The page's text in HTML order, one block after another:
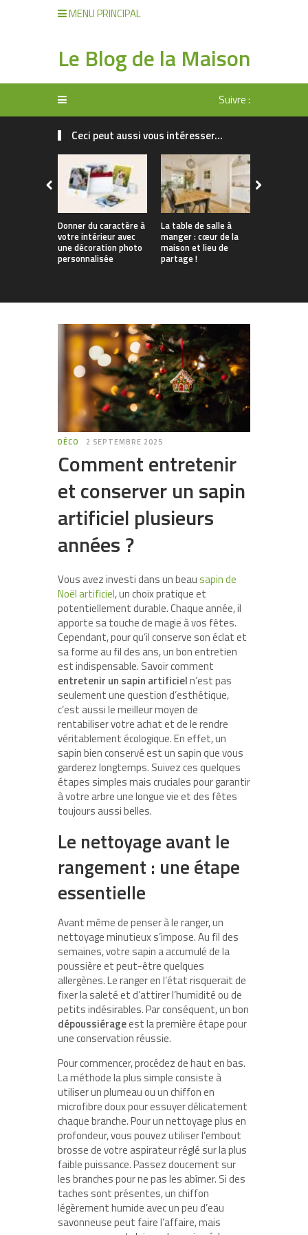
MENU PRINCIPAL
Le Blog de la Maison
Suivre :
Ceci peut aussi vous intéresser...
Donner du caractère à
votre intérieur avec
une décoration photo
personnalisée
La table de salle à
manger : cœur de la
maison et lieu de
partage !
DÉCO 2 SEPTEMBRE 2025
Comment entretenir
et conserver un sapin
artificiel plusieurs
années ?
Vous avez investi dans un beausapin de
Noël artificiel, un choix pratique et
potentiellement durable. Chaque année, il
apporte sa touche de magie à vos fêtes.
Cependant, pour qu’il conserve son éclat et
sa forme au fil des ans, un bon entretien
est indispensable. Savoir comment
entretenir un sapin artificieln’est pas
seulement une question d’esthétique,
c’est aussi le meilleur moyen de
rentabiliser votre achat et de le rendre
véritablement écologique. En effet, un
sapin bien conservé est un sapin que vous
garderez longtemps. Suivez ces quelques
étapes simples mais cruciales pour garantir
à votre arbre une longue vie et des fêtes
toujours aussi belles.
Le nettoyage avant le
rangement : une étape
essentielle
Avant même de penser à le ranger, un
nettoyage minutieux s’impose. Au fil des
semaines, votre sapin a accumulé de la
poussière et peut-être quelques
allergènes. Le ranger en l’état risquerait de
fixer la saleté et d’attirer l’humidité ou de
petits indésirables. Par conséquent, un bon
dépoussiérageest la première étape pour
une conservation réussie.
Pour commencer, procédez de haut en bas.
La méthode la plus simple consiste à
utiliser un plumeau ou un chiffon en
microfibre doux pour essuyer délicatement
chaque branche. Pour un nettoyage plus en
profondeur, vous pouvez utiliser l’embout
brosse de votre aspirateur réglé sur la plus
faible puissance. Passez doucement sur
les branches pour ne pas les abîmer. Si des
taches sont présentes, un chiffon
légèrement humide avec un peu d’eau
savonneuse peut faire l’affaire, mais